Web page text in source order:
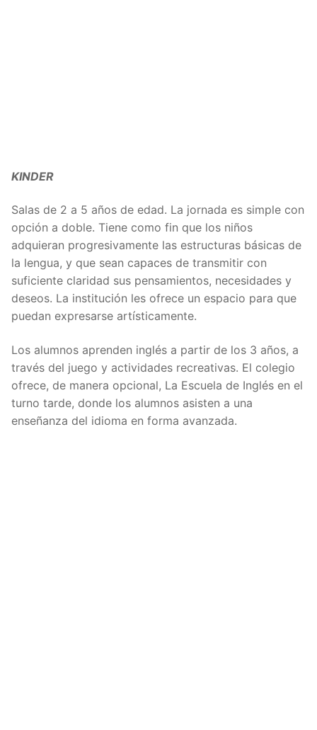
KINDER
Salas de 2 a 5 años de edad. La jornada es simple con
opción a doble. Tiene como fin que los niños
adquieran progresivamente las estructuras básicas de
la lengua, y que sean capaces de transmitir con
suficiente claridad sus pensamientos, necesidades y
deseos. La institución les ofrece un espacio para que
puedan expresarse artísticamente.
Los alumnos aprenden inglés a partir de los 3 años, a
través del juego y actividades recreativas. El colegio
ofrece, de manera opcional, La Escuela de Inglés en el
turno tarde, donde los alumnos asisten a una
enseñanza del idioma en forma avanzada.